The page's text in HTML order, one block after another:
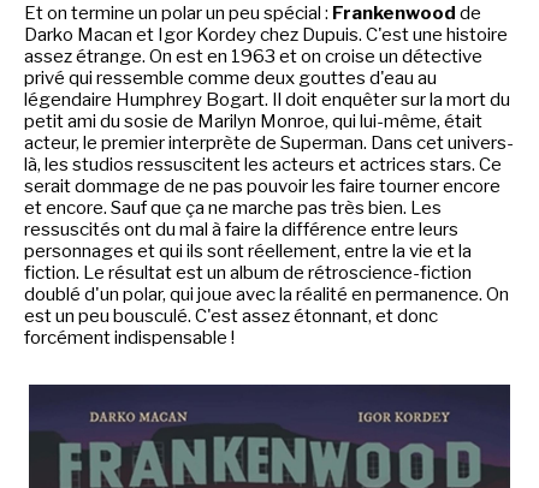
Et on termine un polar un peu spécial : Frankenwood de
Darko Macan et Igor Kordey chez Dupuis. C'est une histoire
assez étrange. On est en 1963 et on croise un détective
privé qui ressemble comme deux gouttes d'eau au
légendaire Humphrey Bogart. Il doit enquêter sur la mort du
petit ami du sosie de Marilyn Monroe, qui lui-même, était
acteur, le premier interprète de Superman. Dans cet univers-
là, les studios ressuscitent les acteurs et actrices stars. Ce
serait dommage de ne pas pouvoir les faire tourner encore
et encore. Sauf que ça ne marche pas très bien. Les
ressuscités ont du mal à faire la différence entre leurs
personnages et qui ils sont réellement, entre la vie et la
fiction. Le résultat est un album de rétroscience-fiction
doublé d'un polar, qui joue avec la réalité en permanence. On
est un peu bousculé. C'est assez étonnant, et donc
forcément indispensable !